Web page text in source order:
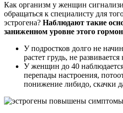
Как организм у женщин
обращаться к специалисту для
эстрогена? Наблюдают такие
заниженном уровне этого
У подростков долго не
растет грудь, не развивается
У женщин до 40
перепады настроения,
понижение либидо, скачки